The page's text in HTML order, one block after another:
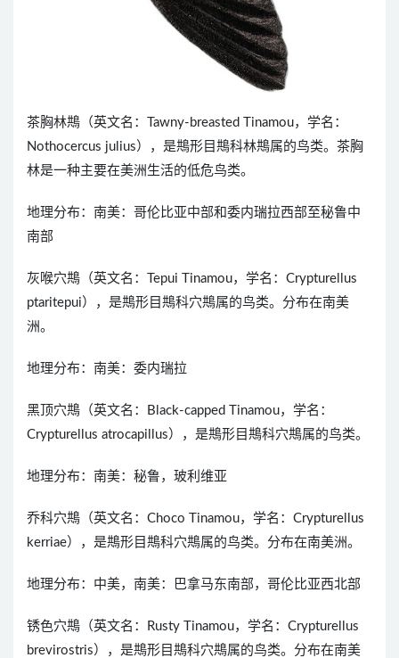
茶胸林䳍（英文名：Tawny-breasted Tinamou，学名：
Nothocercus julius），是䳍形目䳍科林䳍属的鸟类。茶胸
林是一种主要在美洲生活的低危鸟类。
地理分布：南美：哥伦比亚中部和委内瑞拉西部至秘鲁中
南部
灰喉穴䳍（英文名：Tepui Tinamou，学名：Crypturellus
ptaritepui），是䳍形目䳍科穴䳍属的鸟类。分布在南美
洲。
地理分布：南美：委内瑞拉
黑顶穴䳍（英文名：Black-capped Tinamou，学名：
Crypturellus atrocapillus），是䳍形目䳍科穴䳍属的鸟类。
地理分布：南美：秘鲁，玻利维亚
乔科穴䳍（英文名：Choco Tinamou，学名：Crypturellus
kerriae），是䳍形目䳍科穴䳍属的鸟类。分布在南美洲。
地理分布：中美，南美：巴拿马东南部，哥伦比亚西北部
锈色穴䳍（英文名：Rusty Tinamou，学名：Crypturellus
brevirostris），是䳍形目䳍科穴䳍属的鸟类。分布在南美